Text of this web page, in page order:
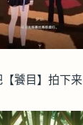
饕目】拍下来